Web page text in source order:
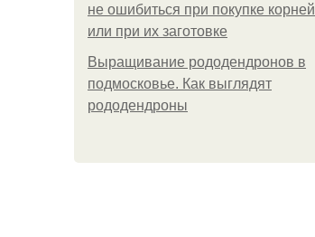
не ошибиться при покупке корней
или при их заготовке
Выращивание рододендронов в
подмосковье. Как выглядят
рододендроны